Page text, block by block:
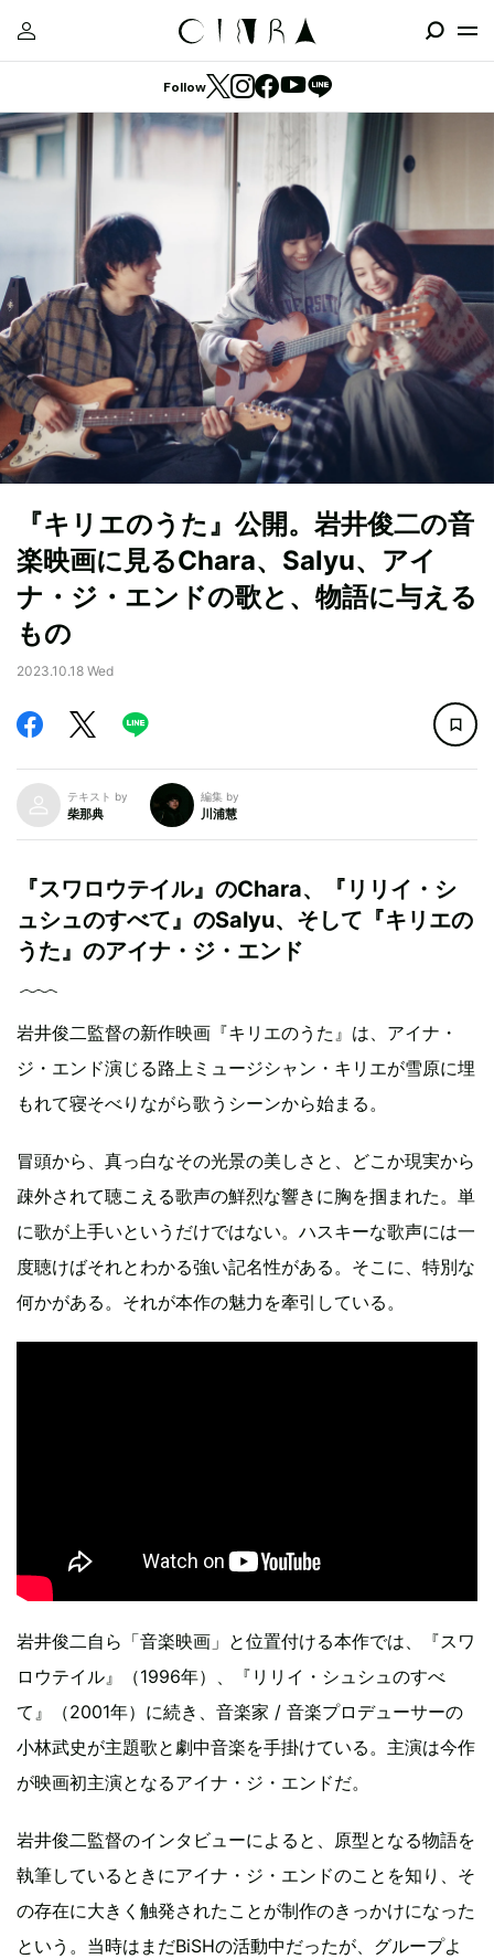
Follow
『キリエのうた』公開。岩井俊二の音
楽映画に見るChara、Salyu、アイ
ナ・ジ・エンドの歌と、物語に与える
もの
2023.10.18 Wed
テキスト by
柴那典
編集 by
川浦慧
『スワロウテイル』のChara、『リリイ・シ
ュシュのすべて』のSalyu、そして『キリエの
うた』のアイナ・ジ・エンド
岩井俊二監督の新作映画『キリエのうた』は、アイナ・
ジ・エンド演じる路上ミュージシャン・キリエが雪原に埋
もれて寝そべりながら歌うシーンから始まる。
冒頭から、真っ白なその光景の美しさと、どこか現実から
疎外されて聴こえる歌声の鮮烈な響きに胸を掴まれた。単
に歌が上手いというだけではない。ハスキーな歌声には一
度聴けばそれとわかる強い記名性がある。そこに、特別な
何かがある。それが本作の魅力を牽引している。
岩井俊二自ら「音楽映画」と位置付ける本作では、『スワ
ロウテイル』（1996年）、『リリイ・シュシュのすべ
て』（2001年）に続き、音楽家 / 音楽プロデューサーの
小林武史が主題歌と劇中音楽を手掛けている。主演は今作
が映画初主演となるアイナ・ジ・エンドだ。
岩井俊二監督のインタビューによると、原型となる物語を
執筆しているときにアイナ・ジ・エンドのことを知り、そ
の存在に大きく触発されたことが制作のきっかけになった
という。当時はまだBiSHの活動中だったが、グループよ